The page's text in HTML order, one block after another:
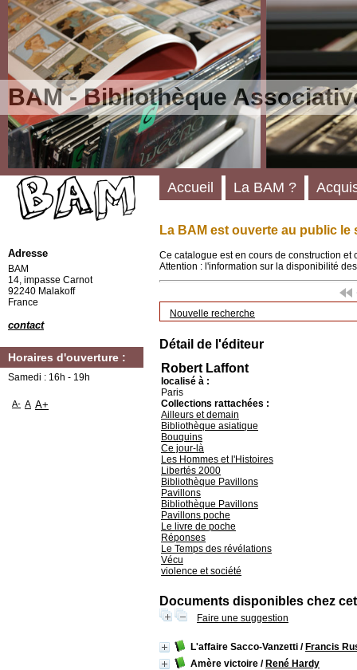
BAM - Bibliothèque
La BAM est ouverte au public le
Ce catalogue est en cours de construction
Attention : l'information sur la disponibilité
Nouvelle recherche
Détail de l'éditeur
Robert Laffont
localisé à :
Paris
Collections rattachées :
Ailleurs et demain
Bibliothèque asiatique
Bouquins
Ce jour-là
Les Hommes et l'Histoires
Libertés 2000
Bibliothèque Pavillons
Pavillons
Bibliothèque Pavillons
Pavillons poche
Le livre de poche
Réponses
Le Temps des révélations
Vécu
violence et société
Documents disponibles chez
Faire une suggestion
L'affaire Sacco-Vanzetti / Francis
Amère victoire / René Hardy
Accueil La BAM ?
Adresse
BAM
14, impasse Carnot
92240 Malakoff
France
contact
Horaires d'ouverture :
Samedi : 16h - 19h
A- A A+